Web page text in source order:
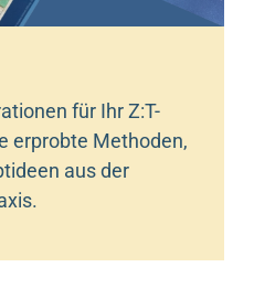
für Ihr Z:T-
erprobte Methoden,
aus der